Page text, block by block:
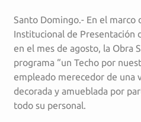
Santo Domingo.- En el marco
Institucional de Presentación
en el mes de agosto, la Obra
programa “un Techo por
empleado merecedor de una
decorada y amueblada por
todo su personal.